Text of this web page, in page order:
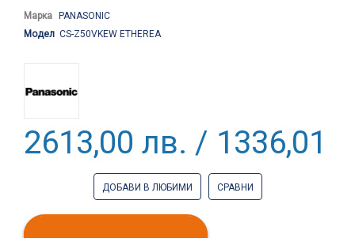
Марка PANASONIC
Модел CS-Z50VKEW ETHEREA
2613,00 лв. / 1336,01 €
ДОБАВИ В ЛЮБИМИ СРАВНИ